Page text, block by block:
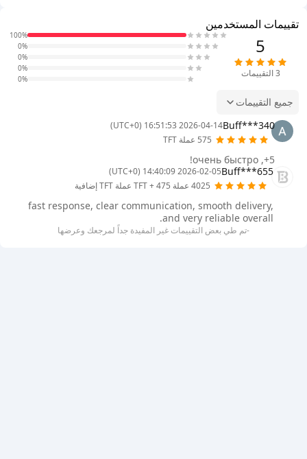
تقييمات المستخدمين
5
3التقييمات
100%
0%
0%
0%
0%
جميع التقييمات
Buff***340
2026-04-14 16:51:53 (UTC+0)
575 عملة TFT
5+, очень быстро!
Buff***655
2026-02-05 14:40:09 (UTC+0)
4025 عملة TFT + 475 عملة TFT إضافية
fast response, clear communication, smooth delivery,
and very reliable overall.
-تم طي بعض التقييمات غير المفيدة جداً لمرجعك وعرضها